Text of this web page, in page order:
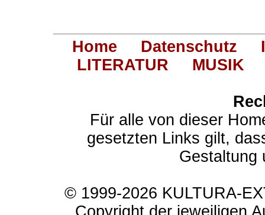
Home Datenschutz
LITERATUR
MUSIK
Für alle von dieser
gesetzten Links gilt,
Gestaltung
© 1999-2026 KULTURA-